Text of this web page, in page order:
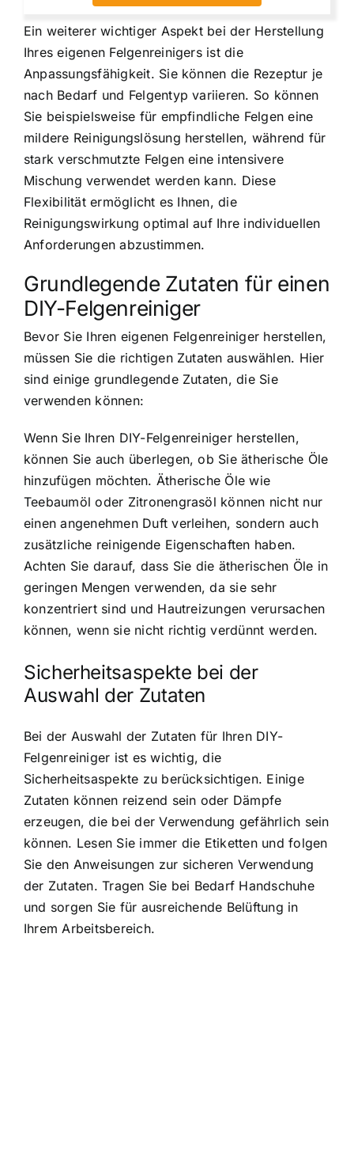
Ein weiterer wichtiger Aspekt bei der Herstellung
Ihres eigenen Felgenreinigers ist die
Anpassungsfähigkeit. Sie können die Rezeptur je
nach Bedarf und Felgentyp variieren. So können
Sie beispielsweise für empfindliche Felgen eine
mildere Reinigungslösung herstellen, während für
stark verschmutzte Felgen eine intensivere
Mischung verwendet werden kann. Diese
Flexibilität ermöglicht es Ihnen, die
Reinigungswirkung optimal auf Ihre individuellen
Anforderungen abzustimmen.
Grundlegende Zutaten für einen
DIY-Felgenreiniger
Bevor Sie Ihren eigenen Felgenreiniger herstellen,
müssen Sie die richtigen Zutaten auswählen. Hier
sind einige grundlegende Zutaten, die Sie
verwenden können:
Wenn Sie Ihren DIY-Felgenreiniger herstellen,
können Sie auch überlegen, ob Sie ätherische Öle
hinzufügen möchten. Ätherische Öle wie
Teebaumöl oder Zitronengrasöl können nicht nur
einen angenehmen Duft verleihen, sondern auch
zusätzliche reinigende Eigenschaften haben.
Achten Sie darauf, dass Sie die ätherischen Öle in
geringen Mengen verwenden, da sie sehr
konzentriert sind und Hautreizungen verursachen
können, wenn sie nicht richtig verdünnt werden.
Sicherheitsaspekte bei der
Auswahl der Zutaten
Bei der Auswahl der Zutaten für Ihren DIY-
Felgenreiniger ist es wichtig, die
Sicherheitsaspekte zu berücksichtigen. Einige
Zutaten können reizend sein oder Dämpfe
erzeugen, die bei der Verwendung gefährlich sein
können. Lesen Sie immer die Etiketten und folgen
Sie den Anweisungen zur sicheren Verwendung
der Zutaten. Tragen Sie bei Bedarf Handschuhe
und sorgen Sie für ausreichende Belüftung in
Ihrem Arbeitsbereich.